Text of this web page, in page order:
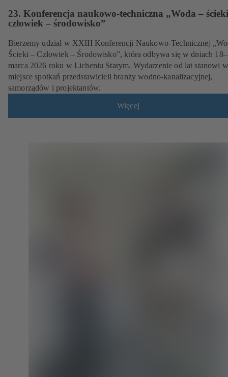
23. Konferencja naukowo-techniczna „Woda –
człowiek – środowisko”
Bierzemy udział w XXIII Konferencji Naukowo-Technicznej
Ścieki – Człowiek – Środowisko”, która odbywa się w dniach
marca 2026 roku w Licheniu Starym. Wydarzenie od lat stanowi
miejsce spotkań przedstawicieli branży wodno-kanalizacyjnej,
samorządów i projektantów.
Więcej